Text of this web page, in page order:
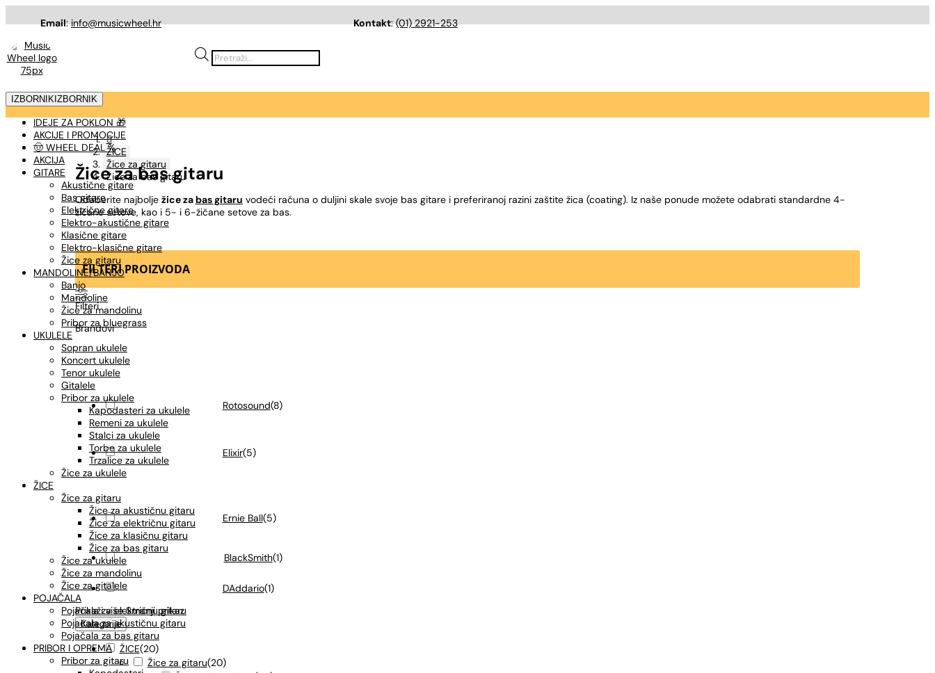
Email: info@musicwheel.hr Kontakt:(01) 2921-253
Products
search
IZBORNIK IZBORNIK
IDEJE ZA POKLON 🎁
AKCIJE I PROMOCIJE
🤠 WHEEL DEAL %
AKCIJA
GITARE
Akustične gitare
Bas gitare
Električne gitare
Elektro-akustične gitare
Klasične gitare
Elektro-klasične gitare
Žice za gitaru
MANDOLINE/BANJO
Banjo
Mandoline
Žice za mandolinu
Pribor za bluegrass
UKULELE
Sopran ukulele
Koncert ukulele
Tenor ukulele
Gitalele
Pribor za ukulele
Kapodasteri za ukulele
Remeni za ukulele
Stalci za ukulele
Torbe za ukulele
Trzalice za ukulele
Žice za ukulele
ŽICE
Žice za gitaru
Žice za akustičnu gitaru
Žice za električnu gitaru
Žice za klasičnu gitaru
Žice za bas gitaru
Žice za ukulele
Žice za mandolinu
Žice za gitalele
POJAČALA
Pojačala za električnu gitaru
Pojačala za akustičnu gitaru
Pojačala za bas gitaru
PRIBOR I OPREMA
Pribor za gitaru

ŽICE
Žice za gitaru
Žice za bas gitaru
Žice za bas gitaru
Odaberite najbolje žice za bas gitaru vodeći računa o duljini skale svoje bas gitare i preferiranoj razini zaštite žica (coating). Iz naše ponude možete odabrati standardne 4-
žičane setove, kao i 5- i 6-žičane setove za bas.
FILTERI PROIZVODA
Filteri
Brandovi
Rotosound(8)
Elixir(5)
Ernie Ball(5)
BlackSmith(1)
DAddario(1)
Prikaži više Smanji prikaz
Kategorije
ŽICE(20)
Žice za gitaru(20)